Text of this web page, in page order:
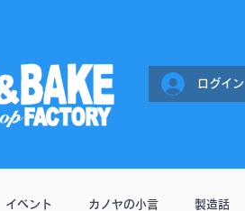
ログイン
イベント カノヤの小言 製造話